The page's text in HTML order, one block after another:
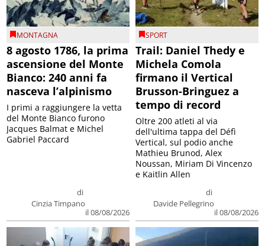
MONTAGNA
8 agosto 1786, la prima
ascensione del Monte
Bianco: 240 anni fa
nasceva l’alpinismo
di
Cinzia Timpano
il 08/08/2026
I primi a raggiungere la vetta
del Monte Bianco furono
Jacques Balmat e Michel
Gabriel Paccard
SPORT
Trail: Daniel Thedy e
Michela Comola
firmano il Vertical
Brusson-Bringuez a
tempo di record
di
Davide Pellegrino
il 08/08/2026
Oltre 200 atleti al via
dell'ultima tappa del Défì
Vertical, sul podio anche
Mathieu Brunod, Alex
Noussan, Miriam Di Vincenzo
e Kaitlin Allen